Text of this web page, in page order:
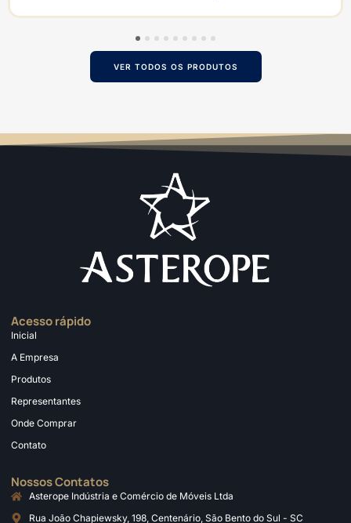
5 6 7 8 9
VER TODOS OS PRODUTOS
Acesso rápido
Inicial
A Empresa
Produtos
Representantes
Onde Comprar
Contato
Nossos Contatos
Asterope Indústria e Comércio de Móveis Ltda
Rua João Chapiewsky, 198, Centenário, São Bento do Sul - SC